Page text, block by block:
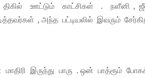
திகில் ஊட்டும் காட்சிகள் . நளீனி ,
, அந்த பட்டியலில் இவரும்
இருந்து பாரு . ஒன் பாத்ரூம்